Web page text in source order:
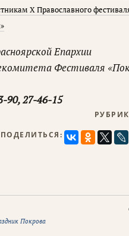
X Православного
Епархии
Фестиваля
90, 27-46-15
ПОДЕЛИТЬСЯ:
Покрова